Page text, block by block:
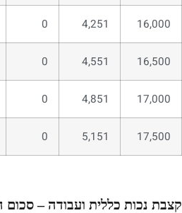
16,000
4,251
0
16,500
4,551
0
17,000
4,851
0
17,500
5,151
0
קצבת נכות כללית ועבודה –